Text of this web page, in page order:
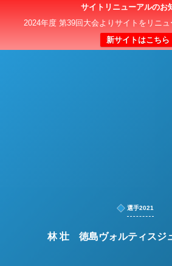
サイトリニューアルのお
2024年度 第39回大会よりサイトをリニュ
新サイトはこちら
日本クラブユースサッカー選
選手2021
林 壮 徳島ヴォルティスジ